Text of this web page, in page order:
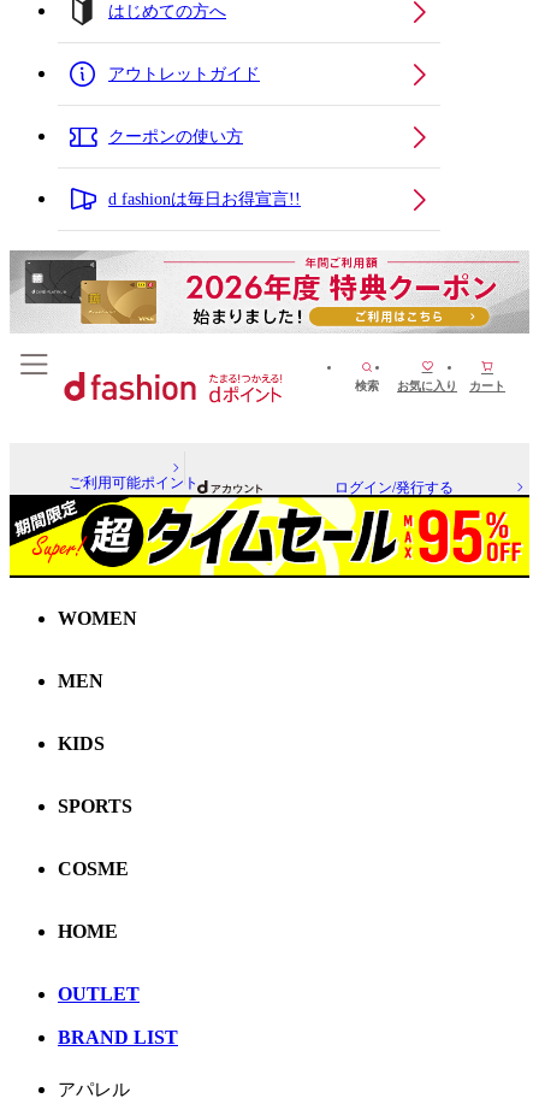
はじめての方へ
アウトレットガイド
クーポンの使い方
d fashionは毎日お得宣言!!
検索 お気に入り カート
ご利用可能ポイント ログイン/発行する
WOMEN
MEN
KIDS
SPORTS
COSME
HOME
OUTLET
BRAND LIST
アパレル